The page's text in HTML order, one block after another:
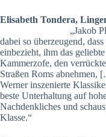
Elisabeth Tondera,
„Jakob
dabei so überzeugend,
einbezieht, ihm das
Kammerzofe, den
Straßen Roms
Werner inszenierte
beste Unterhaltung auf
Nachdenkliches und
Klasse.“